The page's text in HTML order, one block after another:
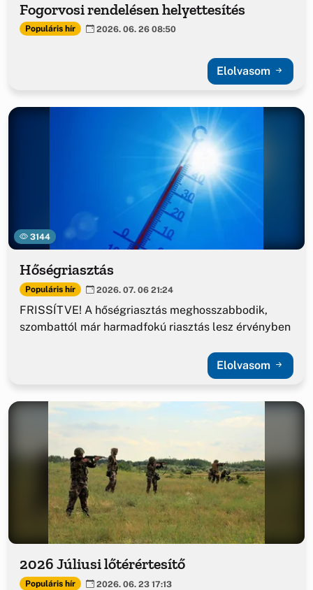
Fogorvosi rendelésen helyettesítés
Populáris hír 2026. 06. 26 08:50
Elolvasom
3144
Hőségriasztás
Populáris hír 2026. 07. 06 21:24
FRISSÍTVE! A hőségriasztás meghosszabbodik,
szombattól már harmadfokú riasztás lesz érvényben
Elolvasom
2026 Júliusi lőtérértesítő
Populáris hír 2026. 06. 23 17:13